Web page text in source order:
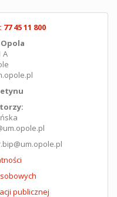
45 11 800
A
publicznej